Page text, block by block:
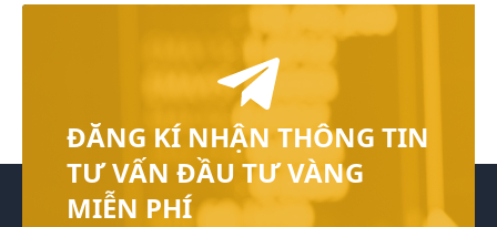
ĐĂNG KÍ NHẬN THÔNG TIN
TƯ VẤN ĐẦU TƯ VÀNG
MIỄN PHÍ